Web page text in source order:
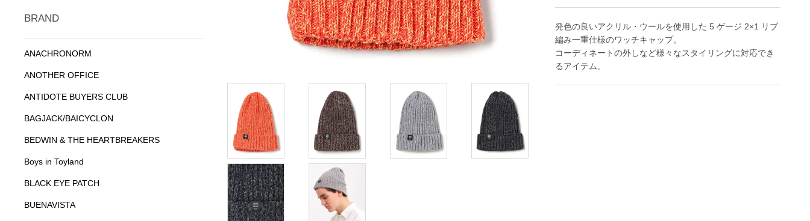
発色の良いアクリル・ウールを使用した 5 ゲージ 2×1 リブ
編み一重仕様のワッチキャップ。
コーディネートの外しなど様々なスタイリングに対応でき
るアイテム。
BRAND
ANACHRONORM
ANOTHER OFFICE
ANTIDOTE BUYERS CLUB
BAGJACK/BAICYCLON
BEDWIN & THE HEARTBREAKERS
Boys in Toyland
BLACK EYE PATCH
BUENAVISTA